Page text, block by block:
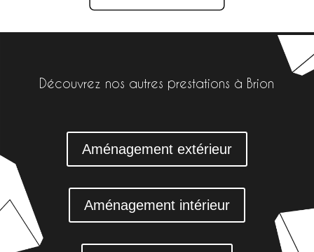
Découvrez nos autres prestations à Brion
Aménagement extérieur
Aménagement intérieur